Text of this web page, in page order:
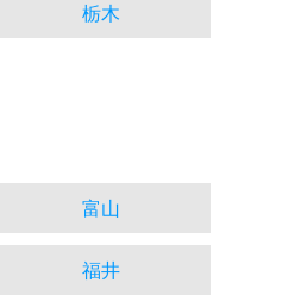
栃木
富山
福井